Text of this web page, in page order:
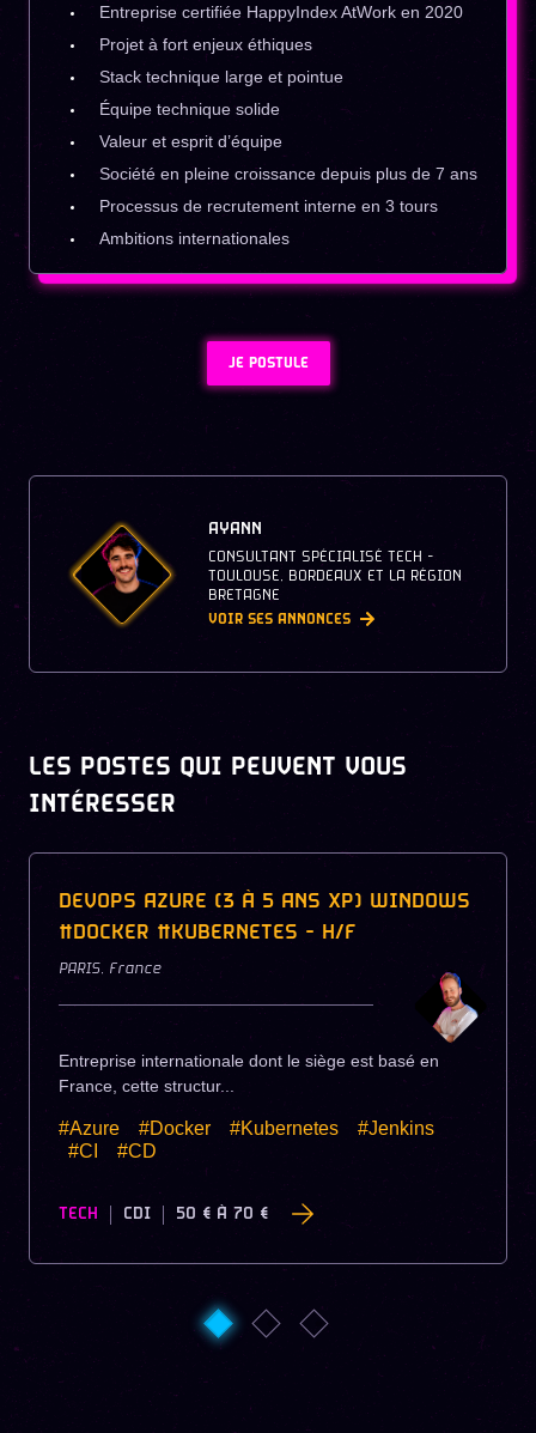
Entreprise certifiée HappyIndex AtWork en 2020
Projet à fort enjeux éthiques
Stack technique large et pointue
Équipe technique solide
Valeur et esprit d’équipe
Société en pleine croissance depuis plus de 7 ans
Processus de recrutement interne en 3 tours
Ambitions internationales
JE POSTULE
AYANN
CONSULTANT SPÉCIALISÉ TECH -
TOULOUSE, BORDEAUX ET LA RÉGION
BRETAGNE
VOIR SES ANNONCES
LES POSTES QUI PEUVENT VOUS
INTÉRESSER
DEVOPS AZURE (3 À 5 ANS XP) WINDOWS
#DOCKER #KUBERNETES - H/F
PARIS, France
Entreprise internationale dont le siège est basé en
France, cette structur...
#Azure #Docker #Kubernetes
#Jenkins
#CI
#CD
TECH CDI 50 € À 70 €